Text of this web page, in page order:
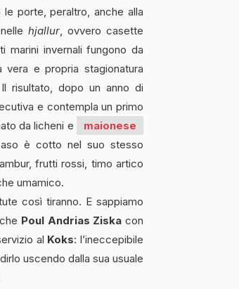
porte, peraltro, anche alla
hjallur, ovvero casette
marini invernali fungono da
e propria stagionatura
risultato, dopo un anno di
e contempla un primo
da licheni e
maionese
è cotto nel suo stesso
frutti rossi, timo artico
umamico.
così tiranno. E sappiamo
Poul Andrias Ziska con
al Koks: l’ineccepibile
uscendo dalla sua usuale